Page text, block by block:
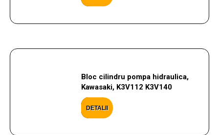
Bloc cilindru pompa hidraulica,
Kawasaki, K3V112 K3V140
DETALII